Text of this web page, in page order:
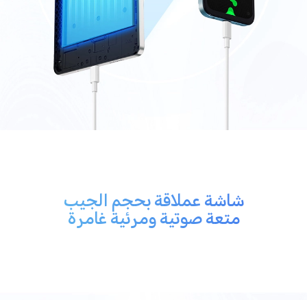
شاشة عملاقة بحجم الجيب
متعة صوتية ومرئية غامرة